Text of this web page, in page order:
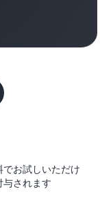
導入事例
でお試しいただけ
与されます